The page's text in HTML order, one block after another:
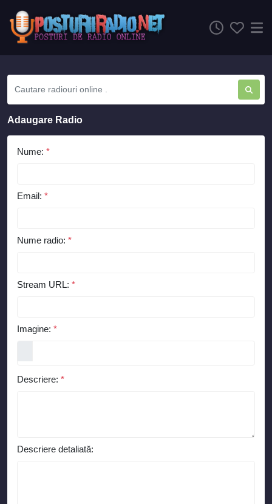
Adaugare Radio
Nume: *
Email: *
Nume radio: *
Stream URL: *
Imagine: *
Descriere: *
Descriere detaliată: